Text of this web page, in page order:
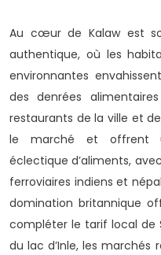
Au cœur de Kalaw est
authentique, où les
environnantes
des denrées
restaurants de la ville et
le marché et offrent
éclectique d’aliments,
ferroviaires indiens et
domination britannique
compléter le tarif local de
du lac d’Inle, les marchés